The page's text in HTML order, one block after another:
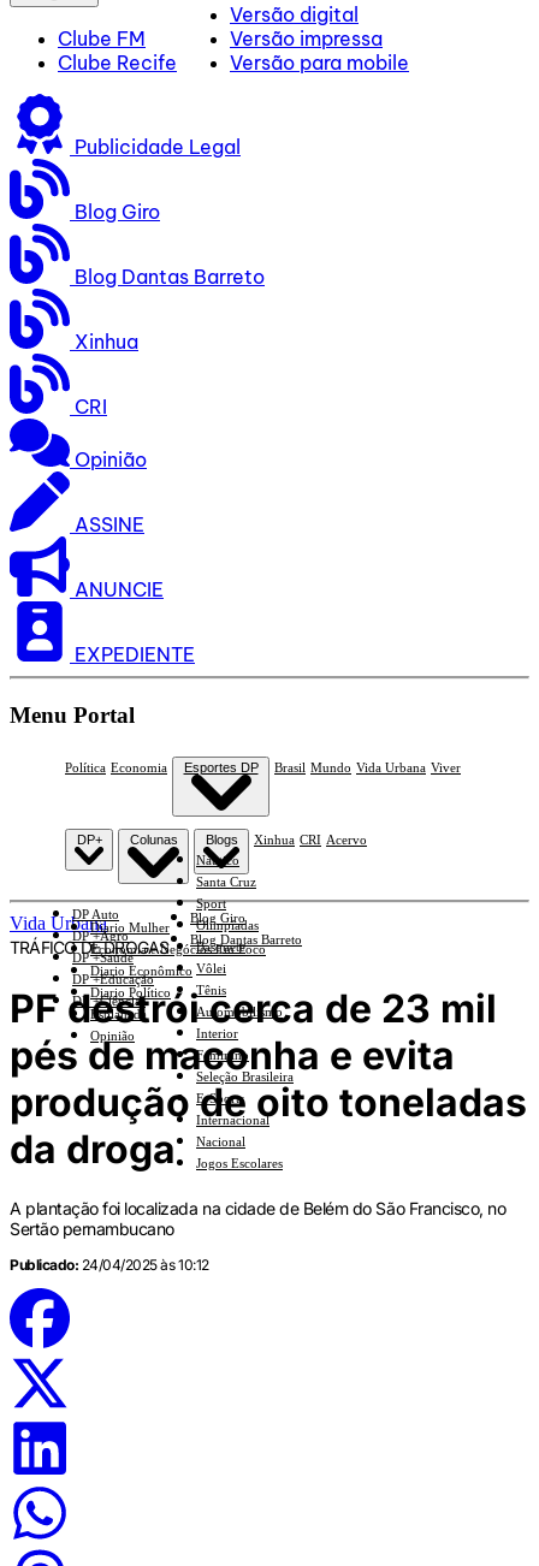
Clube FM
Clube Recife
Versão digital
Versão impressa
Versão para mobile
Publicidade Legal
Blog Giro
Blog Dantas Barreto
Xinhua
CRI
Opinião
ASSINE
ANUNCIE
EXPEDIENTE
Menu Portal
Política Economia Esportes DP
Náutico
Santa Cruz
Sport
Olimpíadas
Basquete
Vôlei
Tênis
Automobilismo
Interior
Feminino
Seleção Brasileira
E-Sports
Internacional
Nacional
Jogos Escolares
Brasil Mundo Vida Urbana Viver
DP+
DP Auto
DP +Agro
DP +Saúde
DP +Educação
DP +Ciências
Colunas
Diario Mulher
Economia e Negócios Em Foco
Diario Econômico
Diario Político
Esplanada
Opinião
Blogs
Blog Giro
Blog Dantas Barreto
Xinhua CRI Acervo
Vida Urbana
TRÁFICO DE DROGAS
PF destrói cerca de 23 mil
pés de maconha e evita
produção de oito toneladas
da droga
A plantação foi localizada na cidade de Belém do São Francisco, no
Sertão pernambucano
Publicado: 24/04/2025 às 10:12